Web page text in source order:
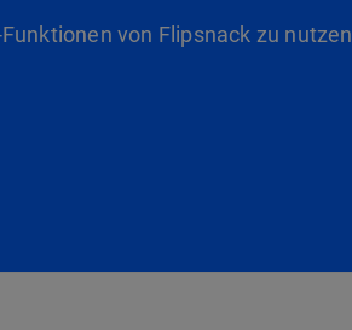
von Flipsnack zu nutzen